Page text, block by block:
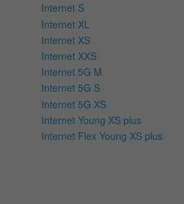
Internet S
Internet XL
Internet XS
Internet XXS
Internet 5G M
Internet 5G S
Internet 5G XS
Internet Young XS plus
Internet Flex Young XS plus